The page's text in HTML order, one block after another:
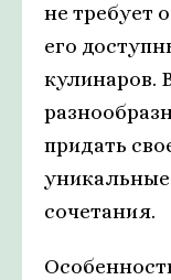
не требует
его
кулинаров.
придать
уникальные
сочетания.